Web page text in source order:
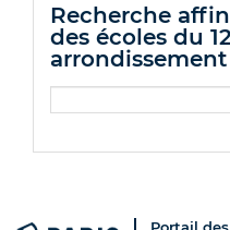
recherche affinée dans : caisse
des écoles du
arrondissement